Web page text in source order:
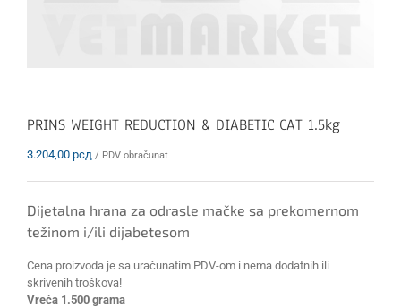
PRINS WEIGHT REDUCTION & DIABETIC CAT 1.5kg
3.204,00 рсд / PDV obračunat
Dijetalna hrana za odrasle mačke sa prekomernom
težinom i/ili dijabetesom
Cena proizvoda je sa uračunatim PDV-om i nema dodatnih ili
skrivenih troškova!
Vreća 1.500 grama